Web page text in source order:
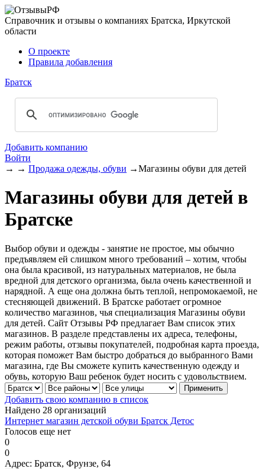
Справочник и отзывы о компаниях Братска, Иркутской
области
О проекте
Правила добавления
Братск
Добавить компанию
Войти
→ → Продажа одежды, обуви →Магазины обуви для детей
Магазины обуви для детей в
Братске
Выбор обуви и одежды - занятие не простое, мы обычно
предъявляем ей слишком много требований – хотим, чтобы
она была красивой, из натуральных материалов, не была
вредной для детского организма, была очень качественной и
нарядной. А еще она должна быть теплой, непромокаемой, не
стесняющей движений. В Братске работает огромное
количество магазинов, чья специализация Магазины обуви
для детей. Сайт Отзывы РФ предлагает Вам список этих
магазинов. В разделе представлены их адреса, телефоны,
режим работы, отзывы покупателей, подробная карта проезда,
которая поможет Вам быстро добраться до выбранного Вами
магазина, где Вы сможете купить качественную одежду и
обувь, которую Ваш ребенок будет носить с удовольствием.
Добавить свою компанию в список
Найдено 28 организаций
Интернет магазин детской обуви Братск Детос
Голосов еще нет
0
0
Адрес: Братск, Фрунзе, 64